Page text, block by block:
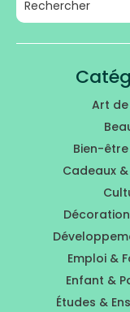
Art
Bien-
Cadeaux
Emploi &
Enfant &
Études &